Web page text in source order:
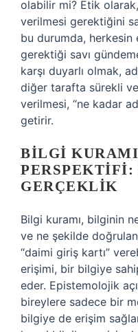
olabilir mi? Etik
verilmesi gerektiğini
bu durumda, herkesin
gerektiği savı
karşı duyarlı olmak,
diğer tarafta sürekli ve
verilmesi, “ne kadar
getirir.
BILGI
GERÇEKLIK
Bilgi kuramı, bilginin
ve ne şekilde
“daimi giriş kartı”
erişimi, bir bilgiye
eder. Epistemolojik
bireylere sadece bir
bilgiye de erişim